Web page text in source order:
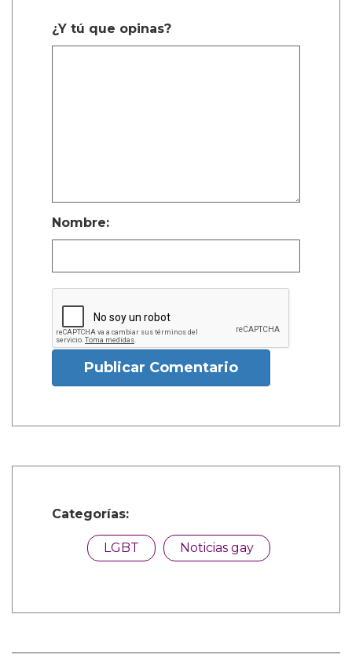
¿Y tú que opinas?
Nombre:
Publicar Comentario
Categorías:
LGBT Noticias gay